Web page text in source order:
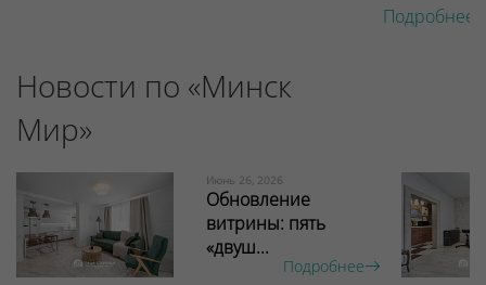
Подробнее
Новости по «Минск
Мир»
Июнь 26, 2026
Обновление
витрины: пять
«двуш...
Подробнее